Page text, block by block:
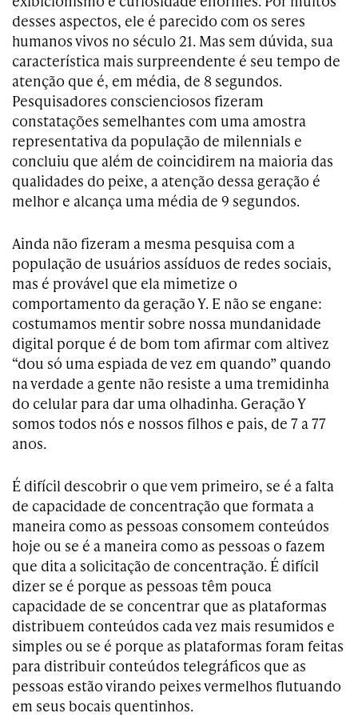
desses aspectos, ele é parecido com os seres
humanos vivos no século 21. Mas sem dúvida, sua
característica mais surpreendente é seu tempo de
atenção que é, em média, de 8 segundos.
Pesquisadores conscienciosos fizeram
constatações semelhantes com uma amostra
representativa da população de milennials e
concluiu que além de coincidirem na maioria das
qualidades do peixe, a atenção dessa geração é
melhor e alcança uma média de 9 segundos.
Ainda não fizeram a mesma pesquisa com a
população de usuários assíduos de redes sociais,
mas é provável que ela mimetize o
comportamento da geração Y. E não se engane:
costumamos mentir sobre nossa mundanidade
digital porque é de bom tom afirmar com altivez
“dou só uma espiada de vez em quando” quando
na verdade a gente não resiste a uma tremidinha
do celular para dar uma olhadinha. Geração Y
somos todos nós e nossos filhos e pais, de 7 a 77
anos.
É difícil descobrir o que vem primeiro, se é a falta
de capacidade de concentração que formata a
maneira como as pessoas consomem conteúdos
hoje ou se é a maneira como as pessoas o fazem
que dita a solicitação de concentração. É difícil
dizer se é porque as pessoas têm pouca
capacidade de se concentrar que as plataformas
distribuem conteúdos cada vez mais resumidos e
simples ou se é porque as plataformas foram feitas
para distribuir conteúdos telegráficos que as
pessoas estão virando peixes vermelhos flutuando
em seus bocais quentinhos.